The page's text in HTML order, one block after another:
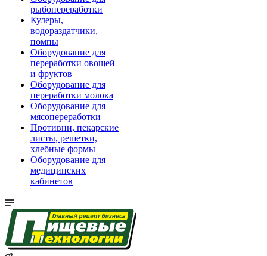
рыбопереработки
Кулеры,
водораздатчики,
помпы
Оборудование для
переработки овощей
и фруктов
Оборудование для
переработки молока
Оборудование для
мясопереработки
Противни, пекарские
листы, решетки,
хлебные формы
Оборудование для
медицинских
кабинетов